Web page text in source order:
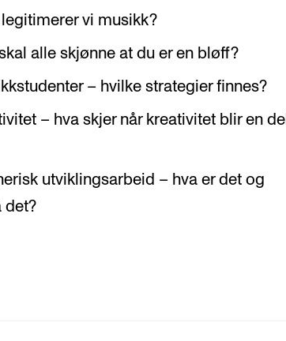
vi musikk?
alle skjønne at du er en bløff?
– hvilke strategier finnes?
– hva skjer når kreativitet blir en del
utviklingsarbeid – hva er det og
det?